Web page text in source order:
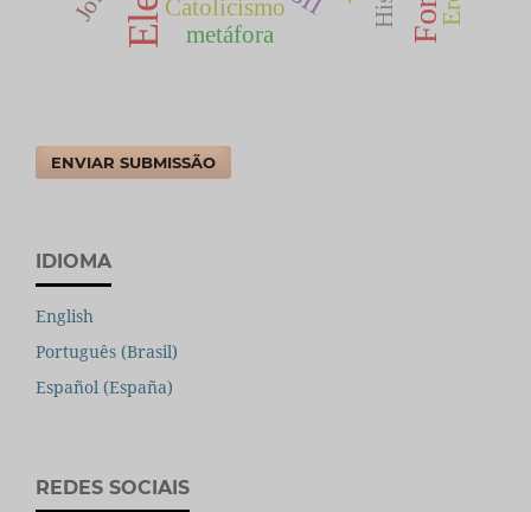
Catolicismo
metáfora
ENVIAR SUBMISSÃO
IDIOMA
English
Português (Brasil)
Español (España)
REDES SOCIAIS